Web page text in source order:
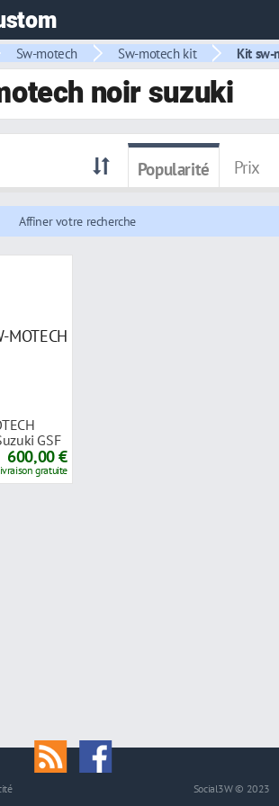
Sw-motech Sw-motech kit Kit sw-
noir suzuki
Popularité Prix
Affiner votre recherche
GSF
600,00 €
gratuite
Social3W © 2023